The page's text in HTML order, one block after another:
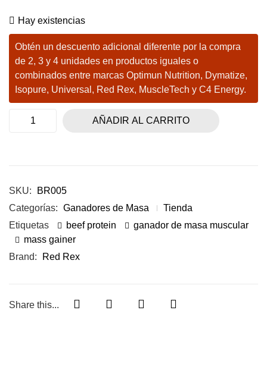
Hay existencias
Obtén un descuento adicional diferente por la compra
de 2, 3 y 4 unidades en productos iguales o
combinados entre marcas Optimun Nutrition, Dymatize,
Isopure, Universal, Red Rex, MuscleTech y C4 Energy.
AÑADIR AL CARRITO
SKU:
BR005
Categorías: Ganadores de Masa
Tienda
Etiquetas
beef protein
ganador de masa muscular
mass gainer
Brand:
Red Rex
Share this...